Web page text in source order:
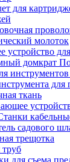
молоток
устройство
для
ткань
садового
трещотка
труб